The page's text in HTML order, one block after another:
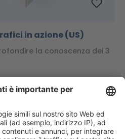
in azione (US)
la conoscenza dei 3
spedizione